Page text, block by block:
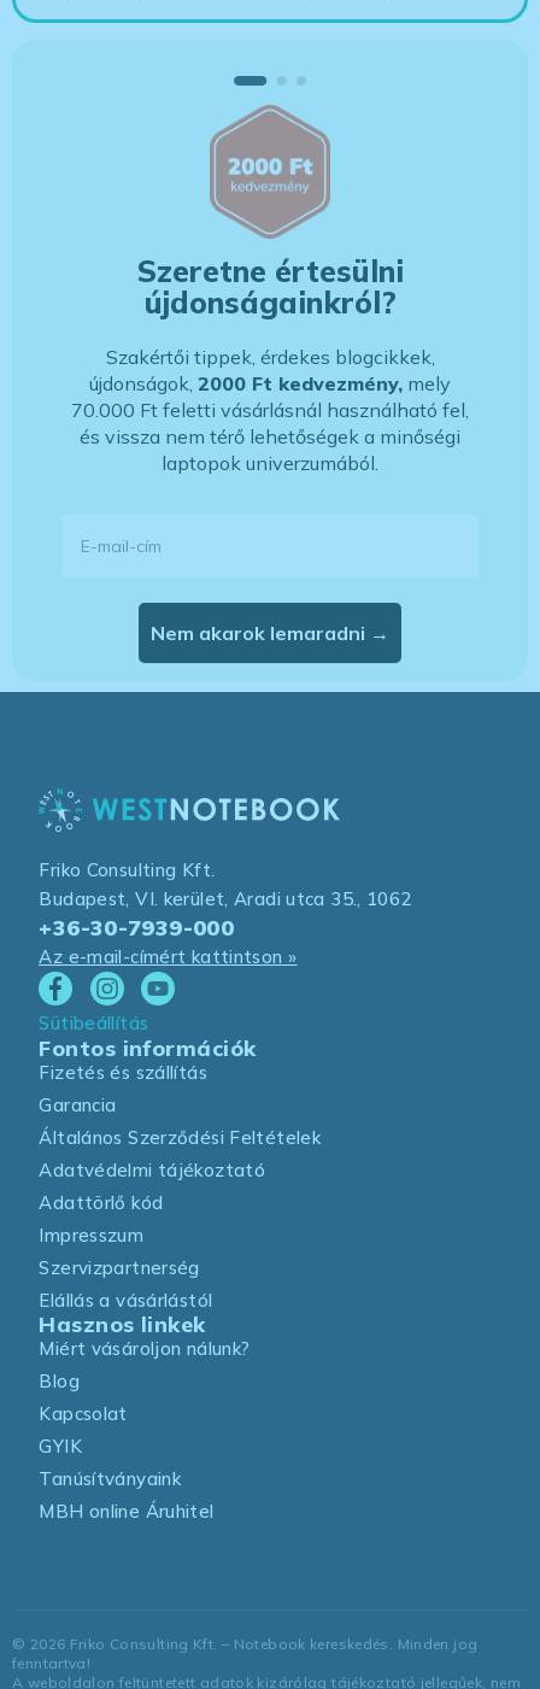
Szeretne értesülni
újdonságainkról?
Szakértői tippek, érdekes blogcikkek,
újdonságok, 2000 Ft kedvezmény, mely
70.000 Ft feletti vásárlásnál használható fel,
és vissza nem térő lehetőségek a minőségi
laptopok univerzumából.
Nem akarok lemaradni →
Friko Consulting Kft.
Budapest, VI. kerület, Aradi utca 35., 1062
+36-30-7939-000
Az e-mail-címért kattintson »
Sütibeállítás
Fontos információk
Fizetés és szállítás
Garancia
Általános Szerződési Feltételek
Adatvédelmi tájékoztató
Adattörlő kód
Impresszum
Szervizpartnerség
Elállás a vásárlástól
Hasznos linkek
Miért vásároljon nálunk?
Blog
Kapcsolat
GYIK
Tanúsítványaink
MBH online Áruhitel
© 2026 Friko Consulting Kft. – Notebook kereskedés. Minden jog
fenntartva!
A weboldalon feltüntetett adatok kizárólag tájékoztató jellegűek, nem